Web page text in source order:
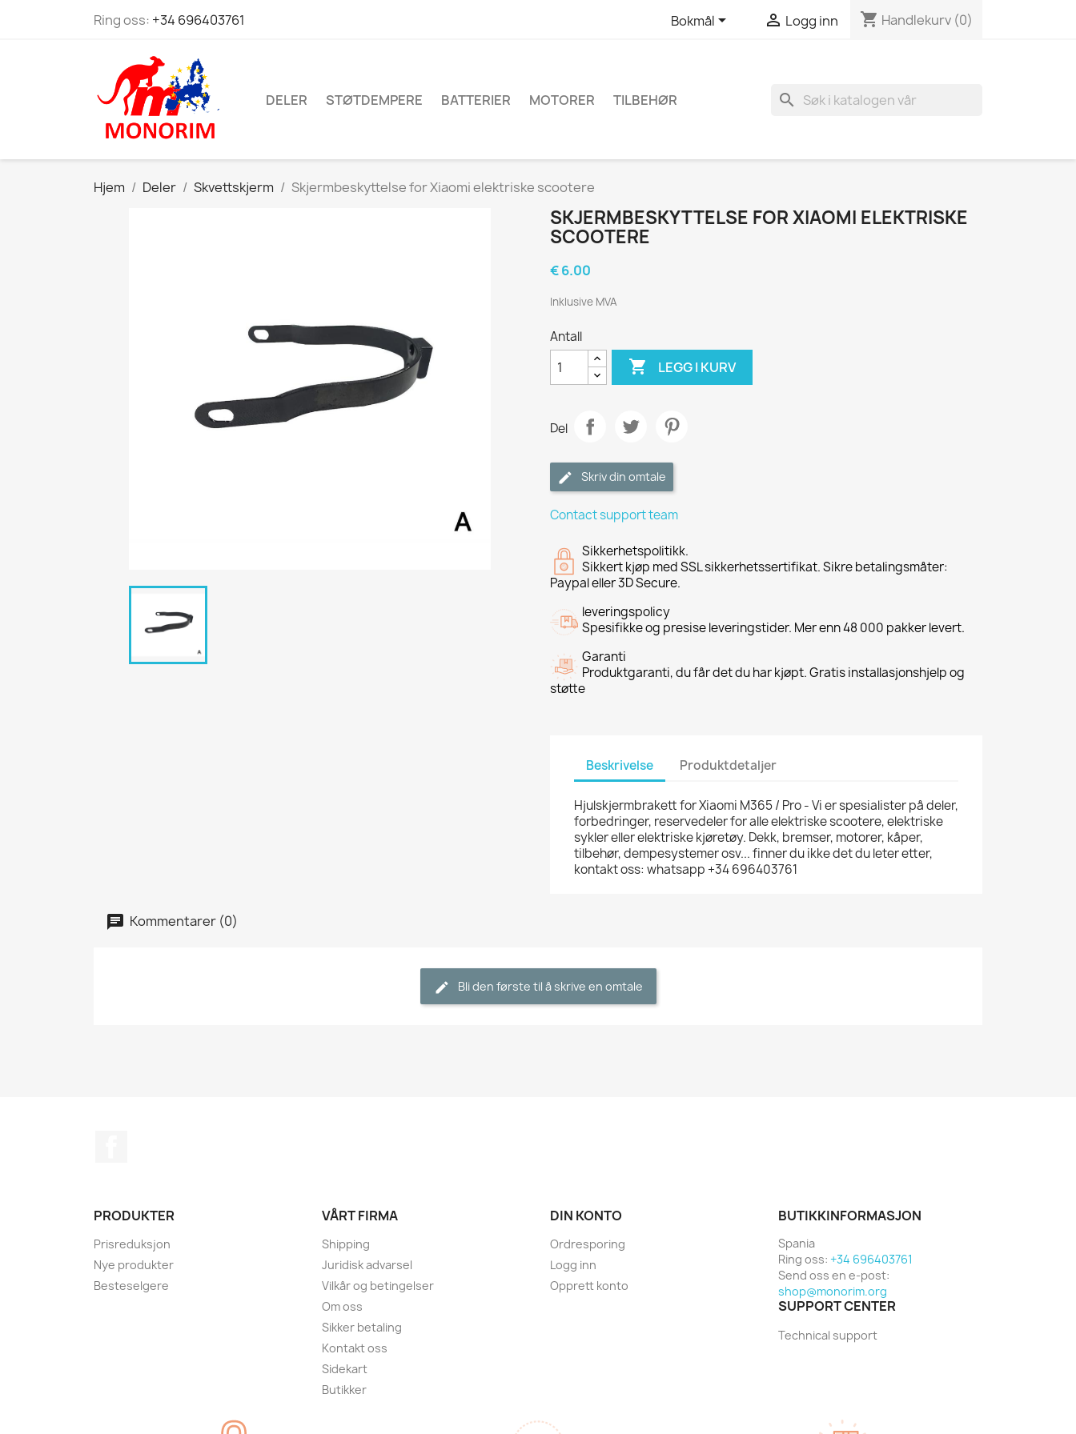
Ring oss: +34 696403761 Bokmål  Logg inn shopping_cart Handlekurv (0)
DELER STØTDEMPERE BATTERIER MOTORER TILBEHØR search
Hjem Deler Skvettskjerm Skjermbeskyttelse for Xiaomi elektriske scootere
SKJERMBESKYTTELSE FOR XIAOMI ELEKTRISKE
SCOOTERE
€ 6.00
Inklusive MVA
Antall
 LEGG I KURV
Del
Skriv din omtale
Contact support team
Sikkerhetspolitikk.
Sikkert kjøp med SSL sikkerhetssertifikat. Sikre betalingsmåter:
Paypal eller 3D Secure.
leveringspolicy
Spesifikke og presise leveringstider. Mer enn 48 000 pakker levert.
Garanti
Produktgaranti, du får det du har kjøpt. Gratis installasjonshjelp og
støtte
Beskrivelse Produktdetaljer
Hjulskjermbrakett for Xiaomi M365 / Pro - Vi er spesialister på deler,
forbedringer, reservedeler for alle elektriske scootere, elektriske
sykler eller elektriske kjøretøy. Dekk, bremser, motorer, kåper,
tilbehør, dempesystemer osv... finner du ikke det du leter etter,
kontakt oss: whatsapp +34 696403761
Kommentarer (0)
Bli den første til å skrive en omtale
PRODUKTER
Prisreduksjon
Nye produkter
Besteselgere
VÅRT FIRMA
Shipping
Juridisk advarsel
Vilkår og betingelser
Om oss
Sikker betaling
Kontakt oss
Sidekart
Butikker
DIN KONTO
Ordresporing
Logg inn
Opprett konto
BUTIKKINFORMASJON
Spania
Ring oss: +34 696403761
Send oss en e-post:
shop@monorim.org
SUPPORT CENTER
Technical support